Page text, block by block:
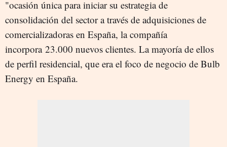
"ocasión única para iniciar su estrategia de
consolidación del sector a través de adquisiciones de
comercializadoras en España, la compañía
incorpora 23.000 nuevos clientes. La mayoría de ellos
de perfil residencial, que era el foco de negocio de Bulb
Energy en España.